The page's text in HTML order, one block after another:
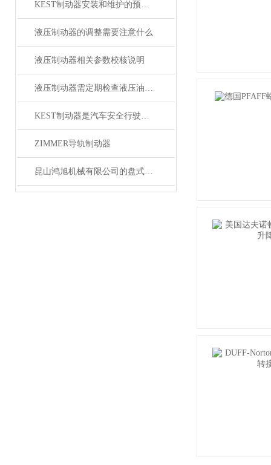
KEST制动器安装和维护的预防措施
液压制动器的调整需要注意什么
液压制动器相关参数校核说明
液压制动器需定期检查液压油的液位和清洁制动缸
KEST制动器是汽车安全行驶中不可少的重要部件
ZIMMER导轨制动器
昆山鸿旭机械有限公司的盘式制动技术获得国家相关Z利认证